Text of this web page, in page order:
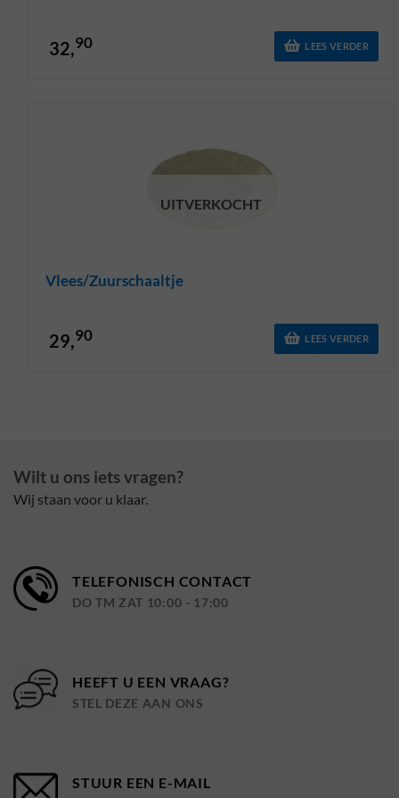
32,90 LEES VERDER
UITVERKOCHT
Vlees/zuurschaaltje
29,90 LEES VERDER
Wilt u ons iets vragen?
Wij staan voor u klaar.
TELEFONISCH CONTACT
DO TM ZAT 10:00 - 17:00
HEEFT U EEN VRAAG?
STEL DEZE AAN ONS
STUUR EEN E-MAIL